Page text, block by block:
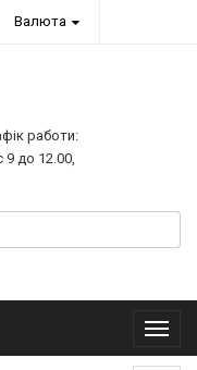
Валюта
работи:
9 до 12.00,
Меню